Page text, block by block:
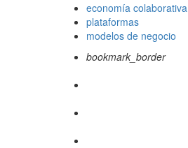
economía colaborativa
plataformas
modelos de negocio
bookmark_border